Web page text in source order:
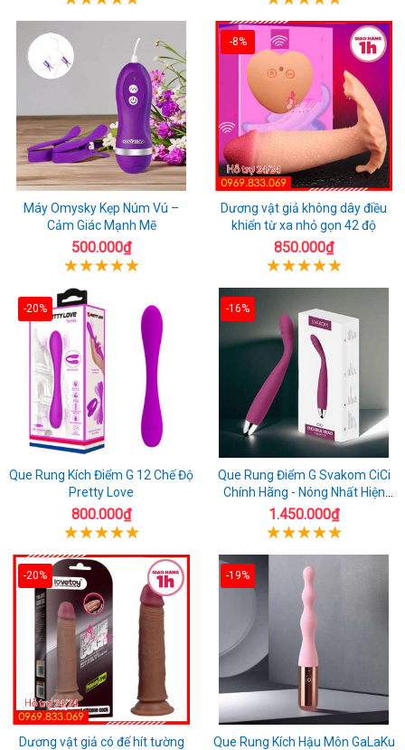
Máy Omysky Kẹp Núm Vú –
Cảm Giác Mạnh Mẽ
500.000₫
-8%
Dương vật giả không dây điều
khiển từ xa nhỏ gọn 42 độ
850.000₫
-20%
Que Rung Kích Điểm G 12 Chế Độ
Pretty Love
800.000₫
-16%
Que Rung Điểm G Svakom CiCi
Chính Hãng - Nóng Nhất Hiện
Nay
1.450.000₫
-20%
Dương vật giả có đế hít tường
-19%
Que Rung Kích Hậu Môn GaLaKu